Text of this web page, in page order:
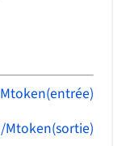
Mtoken(entrée)
Mtoken(sortie)